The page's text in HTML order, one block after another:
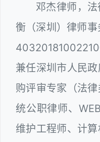
邓杰律师，
衡（深圳）律师
兼任深圳市人民
购评审专家（法
统公职律师、
维护工程师、计